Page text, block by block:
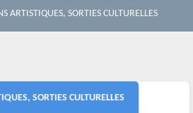
ARTISTIQUES, SORTIES CULTURELLES
SORTIES CULTURELLES